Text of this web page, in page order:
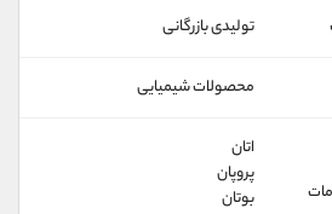
تولیدی بازرگانی
محصولات شیمیایی
اتان
پروپان
بوتان